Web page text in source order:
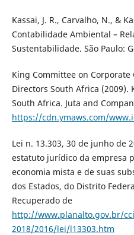
Kassai, J. R., Carvalho, N., &
Contabilidade Ambiental –
Sustentabilidade. São Paulo:
King Committee on
Directors South Africa
South Africa. Juta and
https://cdn.ymaws.com/
Lei n. 13.303, 30 de junho de
estatuto jurídico da empresa
economia mista e de suas
dos Estados, do Distrito
Recuperado de
http://www.planalto.gov.br/
2018/2016/lei/l13303.htm